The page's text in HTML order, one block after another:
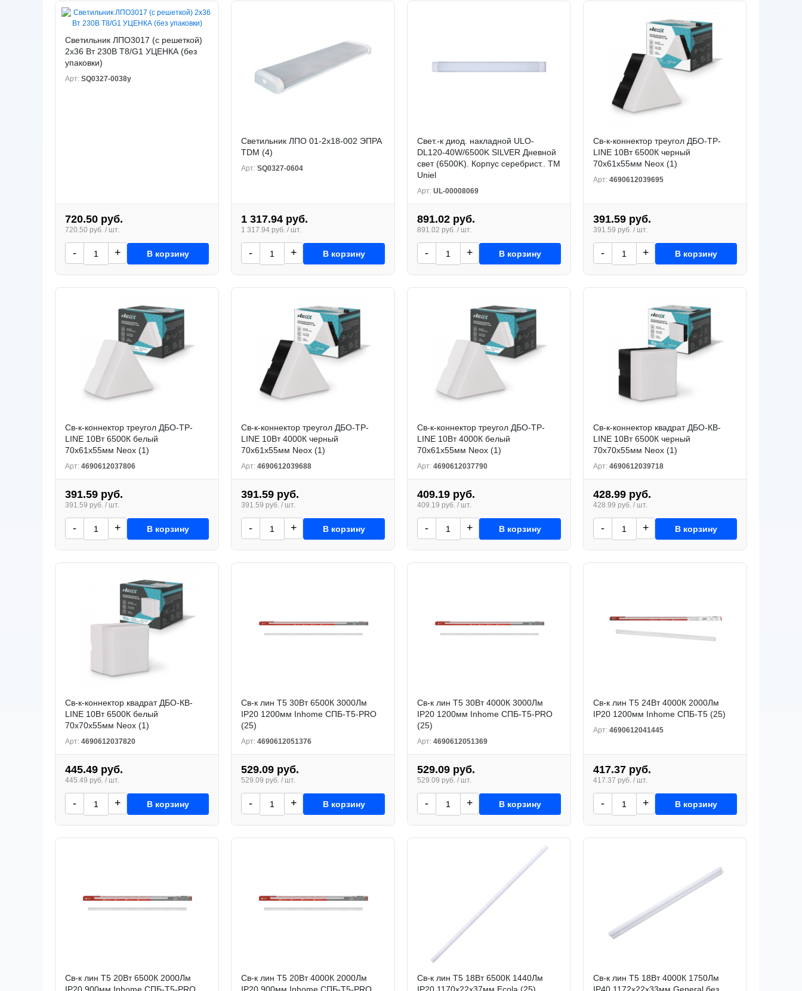
Светильник ЛПО3017 (с решеткой)
2х36 Вт 230В Т8/G1 УЦЕНКА (без
упаковки)
Арт: SQ0327-0038у
720.50 руб.
720.50 руб. / шт.
- + В корзину
Светильник ЛПО 01-2х18-002 ЭПРА
TDM (4)
Арт: SQ0327-0604
1 317.94 руб.
1 317.94 руб. / шт.
- + В корзину
Свет.-к диод. накладной ULO-
DL120-40W/6500K SILVER Дневной
свет (6500K). Корпус серебрист.. ТМ
Uniel
Арт: UL-00008069
891.02 руб.
891.02 руб. / шт.
- + В корзину
Св-к-коннектор треугол ДБО-ТР-
LINE 10Вт 6500К черный
70x61x55мм Neox (1)
Арт: 4690612039695
391.59 руб.
391.59 руб. / шт.
- + В корзину
Св-к-коннектор треугол ДБО-ТР-
LINE 10Вт 6500К белый
70x61x55мм Neox (1)
Арт: 4690612037806
391.59 руб.
391.59 руб. / шт.
- + В корзину
Св-к-коннектор треугол ДБО-ТР-
LINE 10Вт 4000К черный
70x61x55мм Neox (1)
Арт: 4690612039688
391.59 руб.
391.59 руб. / шт.
- + В корзину
Св-к-коннектор треугол ДБО-ТР-
LINE 10Вт 4000К белый
70x61x55мм Neox (1)
Арт: 4690612037790
409.19 руб.
409.19 руб. / шт.
- + В корзину
Св-к-коннектор квадрат ДБО-КВ-
LINE 10Вт 6500К черный
70x70x55мм Neox (1)
Арт: 4690612039718
428.99 руб.
428.99 руб. / шт.
- + В корзину
Св-к-коннектор квадрат ДБО-КВ-
LINE 10Вт 6500К белый
70x70x55мм Neox (1)
Арт: 4690612037820
445.49 руб.
445.49 руб. / шт.
- + В корзину
Св-к лин Т5 30Вт 6500К 3000Лм
IP20 1200мм Inhome СПБ-Т5-PRO
(25)
Арт: 4690612051376
529.09 руб.
529.09 руб. / шт.
- + В корзину
Св-к лин Т5 30Вт 4000К 3000Лм
IP20 1200мм Inhome СПБ-Т5-PRO
(25)
Арт: 4690612051369
529.09 руб.
529.09 руб. / шт.
- + В корзину
Св-к лин Т5 24Вт 4000К 2000Лм
IP20 1200мм Inhome СПБ-Т5 (25)
Арт: 4690612041445
417.37 руб.
417.37 руб. / шт.
- + В корзину
Св-к лин Т5 20Вт 6500К 2000Лм
IP20 900мм Inhome СПБ-Т5-PRO
Св-к лин Т5 20Вт 4000К 2000Лм
IP20 900мм Inhome СПБ-Т5-PRO
Св-к лин Т5 18Вт 6500К 1440Лм
IP20 1170x22x37мм Ecola (25)
Св-к лин Т5 18Вт 4000К 1750Лм
IP40 1172x22x33мм General без